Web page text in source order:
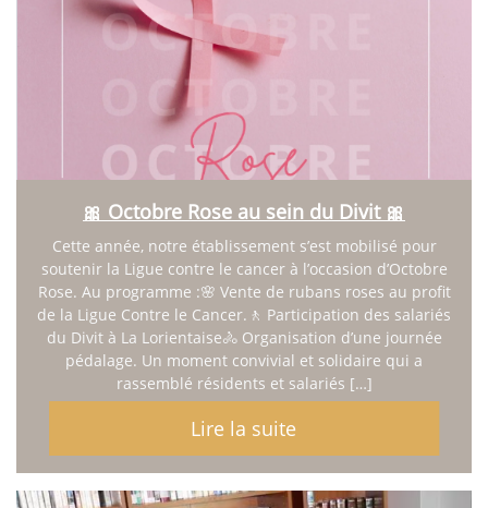
🎀 Octobre Rose au sein du Divit 🎀
Cette année, notre établissement s’est mobilisé pour
soutenir la Ligue contre le cancer à l’occasion d’Octobre
Rose. Au programme :🌸 Vente de rubans roses au profit
de la Ligue Contre le Cancer.🚶 Participation des salariés
du Divit à La Lorientaise🚴 Organisation d’une journée
pédalage. Un moment convivial et solidaire qui a
rassemblé résidents et salariés […]
Lire la suite